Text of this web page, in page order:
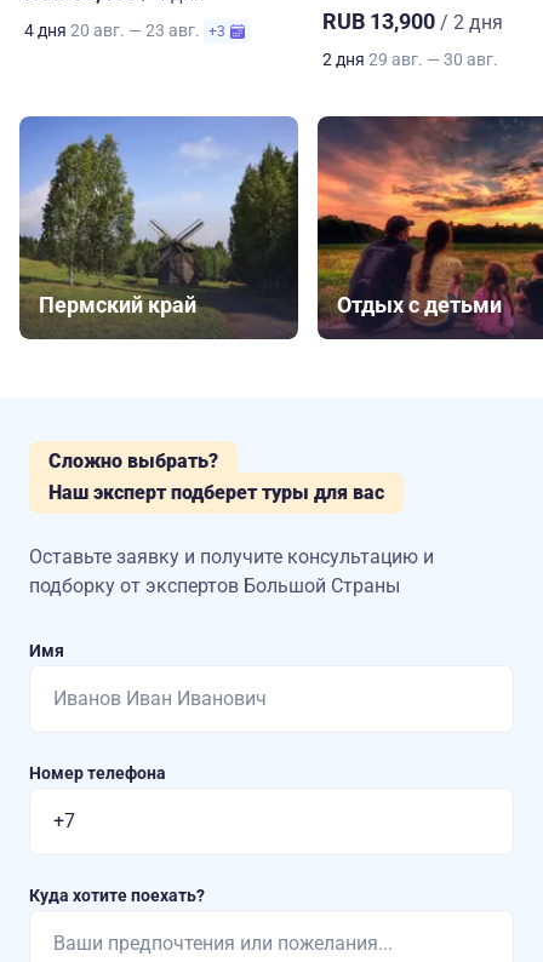
4 дня 20 авг. — 23 авг. +3 RUB 13,900 / 2 дня
2 дня 29 авг. — 30 авг.
Пермский край Отдых с детьми
Сложно выбрать?
Наш эксперт подберет туры для вас
Оставьте заявку и получите консультацию и
подборку от экспертов Большой Страны
Имя
Номер телефона
Куда хотите поехать?